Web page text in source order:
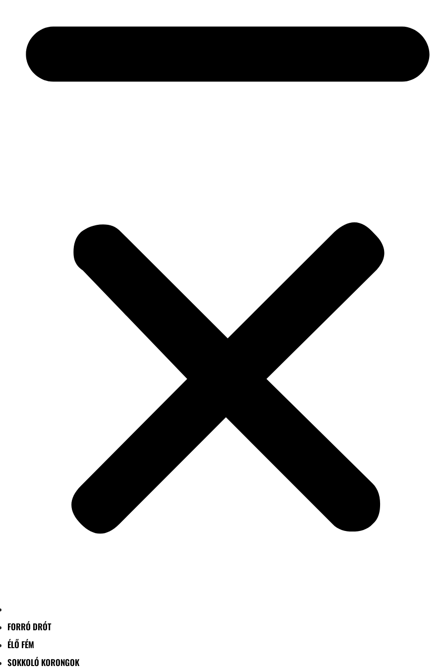
FORRÓ DRÓT
ÉLŐ FÉM
SOKKOLÓ KORONGOK